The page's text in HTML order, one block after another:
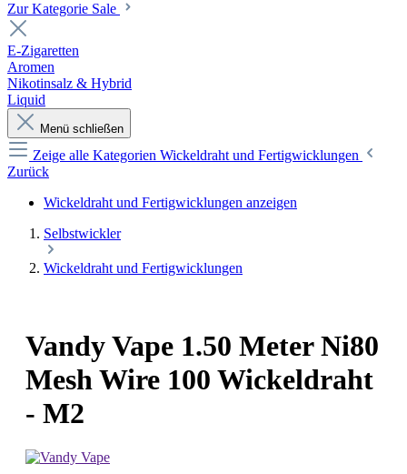
Zur Kategorie Sale
E-Zigaretten
Aromen
Nikotinsalz & Hybrid
Liquid
Menü schließen
Zeige alle Kategorien Wickeldraht und Fertigwicklungen
Zurück
Wickeldraht und Fertigwicklungen anzeigen
Selbstwickler
Wickeldraht und Fertigwicklungen
Vandy Vape 1.50 Meter Ni80
Mesh Wire 100 Wickeldraht
- M2